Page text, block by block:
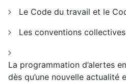
Le Code du travail et le
Les conventions collectives
La programmation d’alertes
dès qu’une nouvelle actualité